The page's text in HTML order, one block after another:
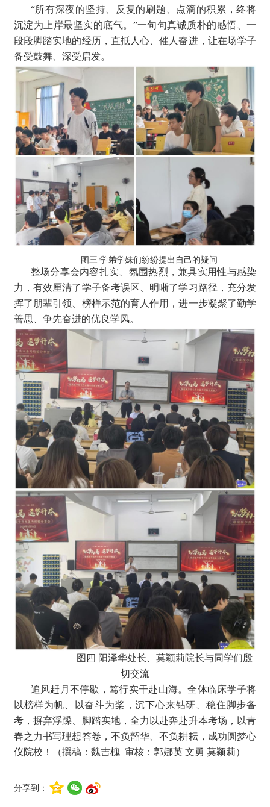
“所有深夜的坚持、反复的刷题、点滴的积累，终将
沉淀为上岸最坚实的底气。”一句句真诚质朴的感悟、一
段段脚踏实地的经历，直抵人心、催人奋进，让在场学子
备受鼓舞、深受启发。
图三 学弟学妹们纷纷提出自己的疑问
整场分享会内容扎实、氛围热烈，兼具实用性与感染
力，有效厘清了学子备考误区、明晰了学习路径，充分发
挥了朋辈引领、榜样示范的育人作用，进一步凝聚了勤学
善思、争先奋进的优良学风。
图四 阳泽华处长、莫颖莉院长与同学们殷
切交流
追风赶月不停歇，笃行实干赴山海。全体临床学子将
以榜样为帆、以奋斗为桨，沉下心来钻研、稳住脚步备
考，摒弃浮躁、脚踏实地，全力以赴奔赴升本考场，以青
春之力书写理想答卷，不负韶华、不负耕耘，成功圆梦心
仪院校！（撰稿：魏吉槐 审核：郭娜英 文勇 莫颖莉）
分享到：